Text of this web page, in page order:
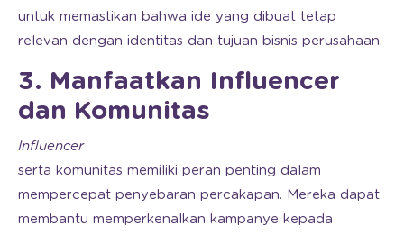
untuk memastikan bahwa ide yang dibuat tetap
relevan dengan identitas dan tujuan bisnis perusahaan.
3. Manfaatkan Influencer
dan Komunitas
Influencer
serta komunitas memiliki peran penting dalam
mempercepat penyebaran percakapan. Mereka dapat
membantu memperkenalkan kampanye kepada